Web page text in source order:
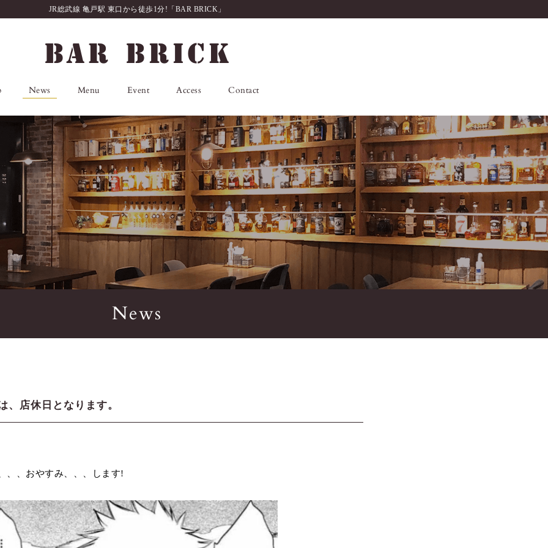
JR総武線 亀戸駅 東口から徒歩1分!「BAR BRICK」
News Menu Event Access Contact
News
、店休日となります。
、、おやすみ、、、します!